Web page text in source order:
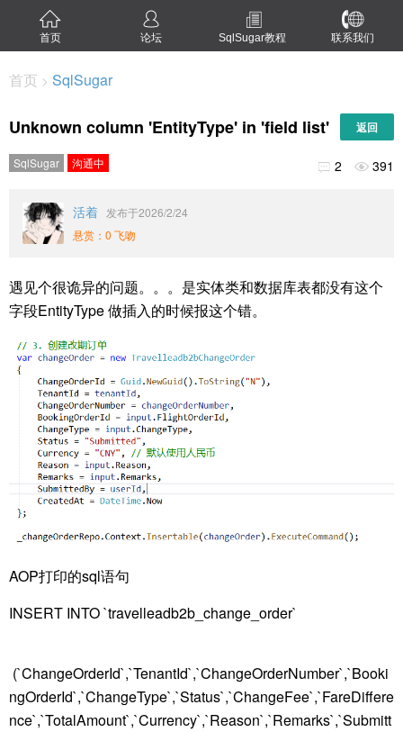
首页 论坛 SqlSugar教程 联系我们
首页 > SqlSugar
Unknown column 'EntityType' in 'field list' 返回
SqlSugar 沟通中  2  391
活着
发布于2026/2/24
悬赏：0 飞吻
遇见个很诡异的问题。。。是实体类和数据库表都没有这个
字段EntityType 做插入的时候报这个错。
AOP打印的sql语句
INSERT INTO `travelleadb2b_change_order`
(`ChangeOrderId`,`TenantId`,`ChangeOrderNumber`,`Booki
ngOrderId`,`ChangeType`,`Status`,`ChangeFee`,`FareDiffere
nce`,`TotalAmount`,`Currency`,`Reason`,`Remarks`,`Submitt